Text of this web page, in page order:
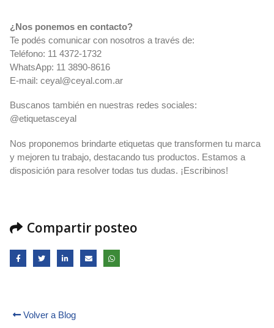
¿Nos ponemos en contacto?
Te podés comunicar con nosotros a través de:
Teléfono: 11 4372-1732
WhatsApp: 11 3890-8616
E-mail: ceyal@ceyal.com.ar
Buscanos también en nuestras redes sociales:
@etiquetasceyal
Nos proponemos brindarte etiquetas que transformen tu marca
y mejoren tu trabajo, destacando tus productos. Estamos a
disposición para resolver todas tus dudas. ¡Escribinos!
Compartir posteo
Volver a Blog